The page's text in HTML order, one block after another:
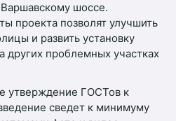
шоссе.
проекта позволят улучшить
и развить установку
других проблемных участках
утверждение ГОСТов к
сведет к минимуму